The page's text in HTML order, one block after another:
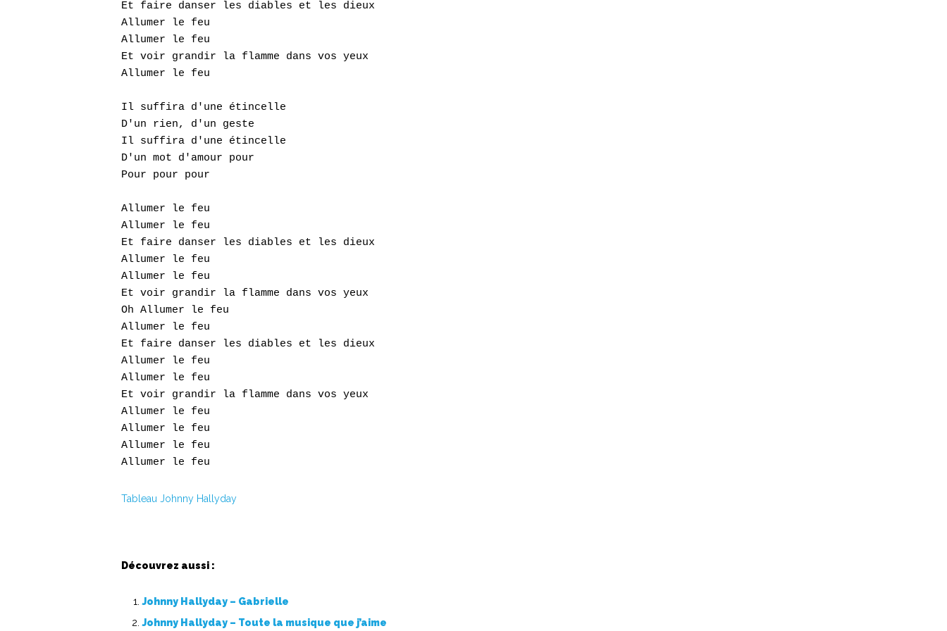
Et faire danser les diables et les dieux
Allumer le feu
Allumer le feu
Et voir grandir la flamme dans vos yeux
Allumer le feu
Il suffira d'une étincelle
D'un rien, d'un geste
Il suffira d'une étincelle
D'un mot d'amour pour
Pour pour pour
Allumer le feu
Allumer le feu
Et faire danser les diables et les dieux
Allumer le feu
Allumer le feu
Et voir grandir la flamme dans vos yeux
Oh Allumer le feu
Allumer le feu
Et faire danser les diables et les dieux
Allumer le feu
Allumer le feu
Et voir grandir la flamme dans vos yeux
Allumer le feu
Allumer le feu
Allumer le feu
Tableau Johnny Hallyday
Découvrez aussi :
Johnny Hallyday – Gabrielle
Johnny Hallyday – Toute la musique que j’aime